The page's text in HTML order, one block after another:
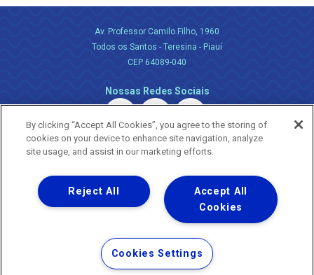
Av. Professor Camilo Filho, 1960
Todos os Santos - Teresina - Piauí
CEP 64089-040
Nossas Redes Sociais
Uma empresa
Copyright ® 2026 - Todos os Direitos Reservados.
Nossa natureza movimenta a vida
Termos Gerais de Uso de Sites e Aplicativos
Política de Privacidade e Proteção de Dados
By clicking “Accept All Cookies”, you agree to the storing of
cookies on your device to enhance site navigation, analyze
site usage, and assist in our marketing efforts.
Accept All
Cookies
Reject All
Cookies Settings